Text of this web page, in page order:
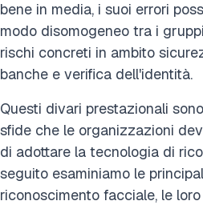
bene in media, i suoi errori
modo disomogeneo tra i
rischi concreti in ambito
banche e verifica dell'identità.
Questi divari prestazionali
sfide che le organizzazioni
di adottare la tecnologia di
seguito esaminiamo le
riconoscimento facciale, le